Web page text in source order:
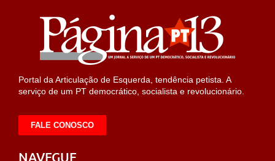
Portal da Articulação de Esquerda, tendência petista. A
serviço de um PT democrático, socialista e revolucionário.
FALE CONOSCO
NAVEGUE